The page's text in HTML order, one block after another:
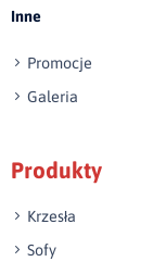
swoiste
wzmocniono
umieszczono na
wzbogacających
Inne
Promocje
Galeria
Produkty
Krzesła
Sofy